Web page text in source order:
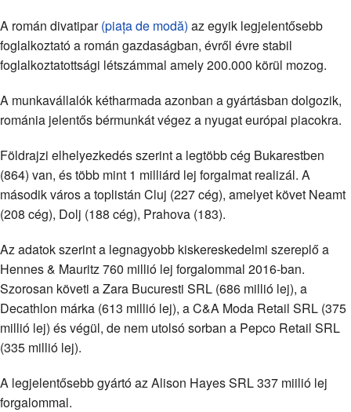
A román divatipar(piața de modă) az egyik legjelentősebb
foglalkoztató a román gazdaságban, évről évre stabil
foglalkoztatottsági létszámmal amely 200.000 körül mozog.
A munkavállalók kétharmada azonban a gyártásban dolgozik,
románia jelentős bérmunkát végez a nyugat európai piacokra.
Földrajzi elhelyezkedés szerint a legtöbb cég Bukarestben
(864) van, és több mint 1 milliárd lej forgalmat realizál. A
második város a toplistán Cluj (227 cég), amelyet követ Neamt
(208 cég), Dolj (188 cég), Prahova (183).
Az adatok szerint a legnagyobb kiskereskedelmi szereplő a
Hennes & Mauritz 760 millió lej forgalommal 2016-ban.
Szorosan követi a Zara Bucuresti SRL (686 millió lej), a
Decathlon márka (613 millió lej), a C&A Moda Retail SRL (375
millió lej) és végül, de nem utolsó sorban a Pepco Retail SRL
(335 millió lej).
A legjelentősebb gyártó az Alison Hayes SRL 337 miilió lej
forgalommal.